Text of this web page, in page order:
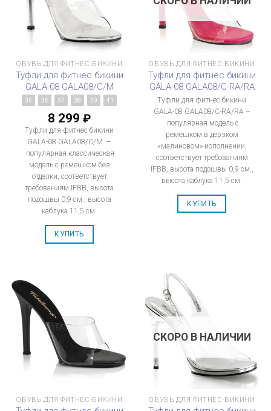
ОБУВЬ ДЛЯ ФИТНЕС-БИКИНИ
Туфли для фитнес бикини
GALA-08 GALA08/C/M
35 36 37 38 39 41
8 299 ₽
Туфли для фитнес бикини
GALA-08 GALA08/C/M –
популярная классическая
модель с ремешком без
отделки, соответствует
требованиям IFBB, высота
подошвы 0,9 см., высота
каблука 11,5 см.
КУПИТЬ
ОБУВЬ ДЛЯ ФИТНЕС-БИКИНИ
Туфли для фитнес бикини
GALA-08 GALA08/C-RA/RA
Туфли для фитнес бикини
GALA-08 GALA08/C-RA/RA –
популярная модель с
ремешком в дерзком
«малиновом» исполнении,
соответствует требованиям
IFBB, высота подошвы 0,9 см.,
высота каблука 11,5 см.
КУПИТЬ
ОБУВЬ ДЛЯ ФИТНЕС-БИКИНИ
СКОРО В НАЛИЧИИ
ОБУВЬ ДЛЯ ФИТНЕС-БИКИНИ